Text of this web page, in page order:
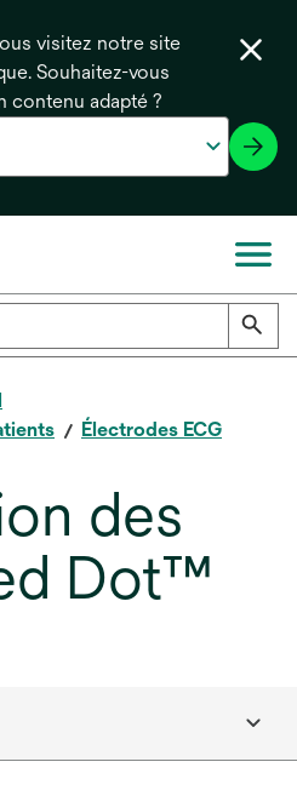
visitez notre site
Souhaitez-vous
contenu adapté ?
Électrodes ECG
des
Dot™